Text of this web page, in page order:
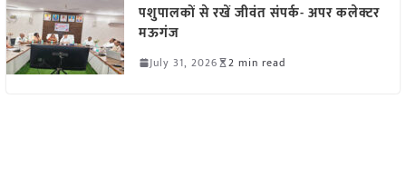
पशुपालकों से रखें जीवंत संपर्क- अपर कलेक्टर
मऊगंज
July 31, 2026 2 min read